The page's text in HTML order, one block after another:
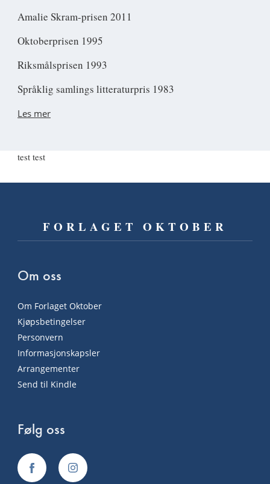
Amalie Skram-prisen 2011
Oktoberprisen 1995
Riksmålsprisen 1993
Språklig samlings litteraturpris 1983
Les mer
test test
FORLAGET OKTOBER
Om oss
Om Forlaget Oktober
Kjøpsbetingelser
Personvern
Informasjonskapsler
Arrangementer
Send til Kindle
Følg oss